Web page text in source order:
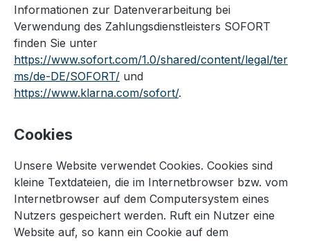
Informationen zur Datenverarbeitung bei
Verwendung des Zahlungsdienstleisters SOFORT
finden Sie unter
https://www.sofort.com/1.0/shared/content/legal/ter
ms/de-DE/SOFORT/ und
https://www.klarna.com/sofort/.
Cookies
Unsere Website verwendet Cookies. Cookies sind
kleine Textdateien, die im Internetbrowser bzw. vom
Internetbrowser auf dem Computersystem eines
Nutzers gespeichert werden. Ruft ein Nutzer eine
Website auf, so kann ein Cookie auf dem